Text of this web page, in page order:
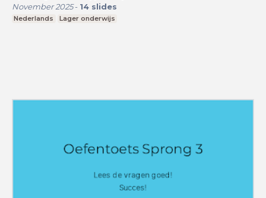
November 2025- 14 slides
Nederlands Lager onderwijs